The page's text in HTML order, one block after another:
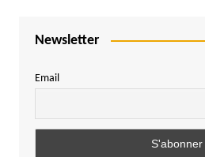
Newsletter
Email